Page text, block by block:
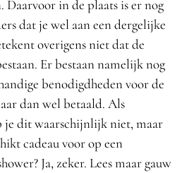
Daarvoor in de plaats is er nog
dat je wel aan een dergelijke
overigens niet dat de
Er bestaan namelijk nog
benodigdheden voor de
dan wel betaald. Als
je dit waarschijnlijk niet, maar
cadeau voor op een
Ja, zeker. Lees maar gauw